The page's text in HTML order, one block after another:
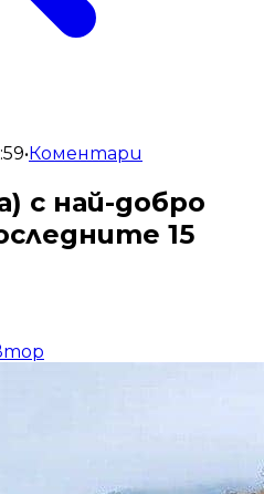
•Коментари
с най-добро
15